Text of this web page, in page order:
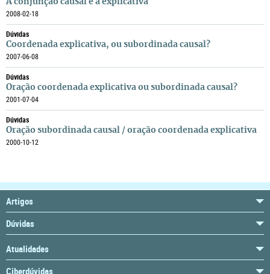
A conjunção causal e a explicativa
2008-02-18
Dúvidas
Coordenada explicativa, ou subordinada causal?
2007-06-08
Dúvidas
Oração coordenada explicativa ou subordinada causal?
2001-07-04
Dúvidas
Oração subordinada causal / oração coordenada explicativa
2000-10-12
Artigos
Dúvidas
Atualidades
Ciberdúvidas